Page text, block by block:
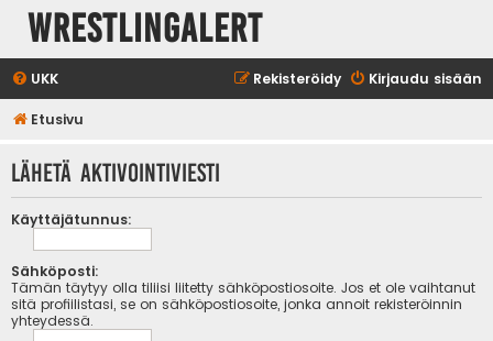
WrestlingAlert
UKK Kirjaudu sisään
Rekisteröidy
Etusivu
Lähetä aktivointiviesti
Käyttäjätunnus:
Sähköposti:
Tämän täytyy olla tiliisi liitetty sähköpostiosoite. Jos et ole vaihtanut
sitä profiilistasi, se on sähköpostiosoite, jonka annoit rekisteröinnin
yhteydessä.